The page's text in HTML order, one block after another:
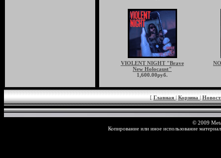
VIOLENT NIGHT "Brave
New Holocaust"
1,600.00руб.
[ Главная | Корзина |
© 2009
Копирование или иное использование